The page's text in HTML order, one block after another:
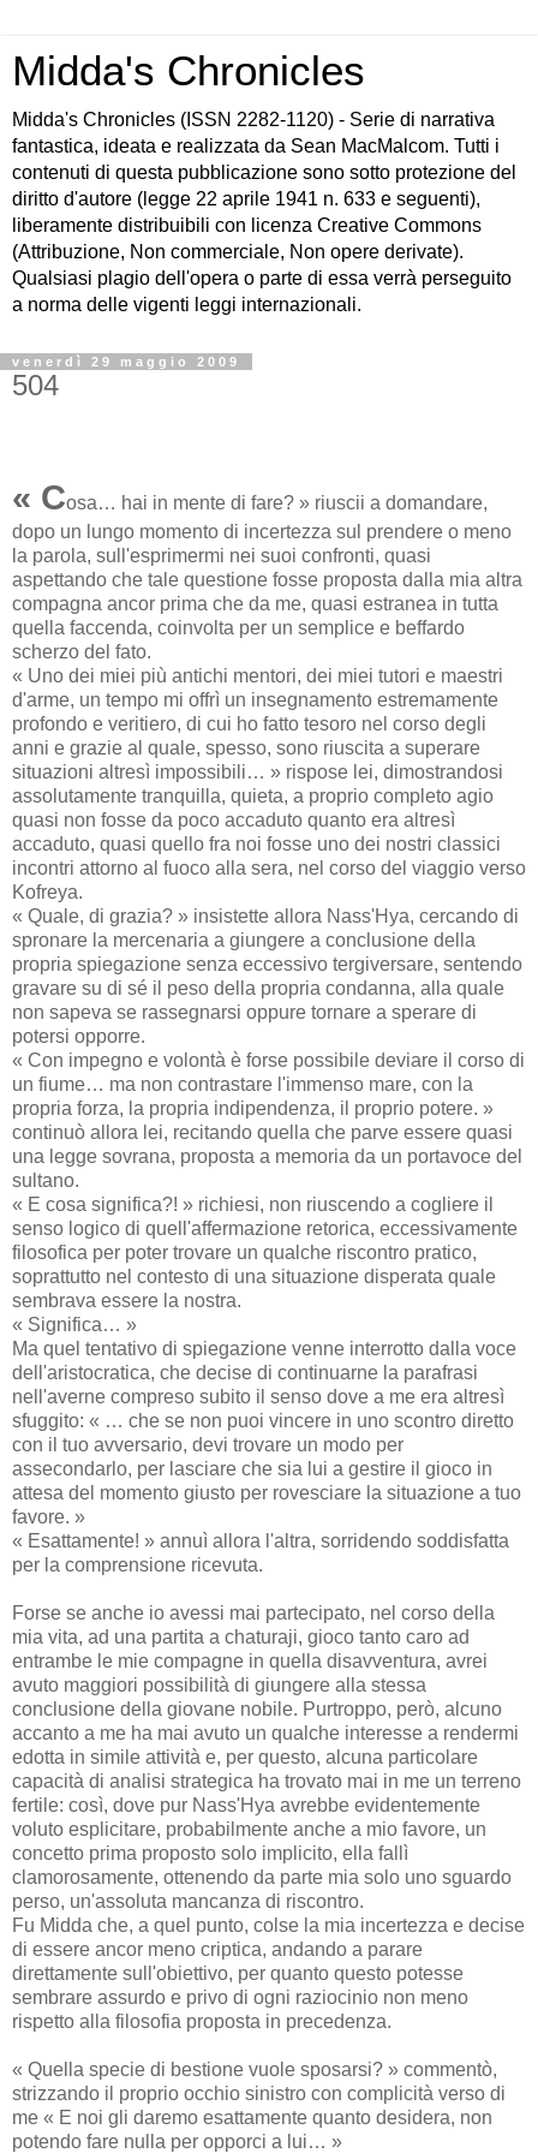
Midda's Chronicles
Midda's Chronicles (ISSN 2282-1120) - Serie di narrativa
fantastica, ideata e realizzata da Sean MacMalcom. Tutti i
contenuti di questa pubblicazione sono sotto protezione del
diritto d'autore (legge 22 aprile 1941 n. 633 e seguenti),
liberamente distribuibili con licenza Creative Commons
(Attribuzione, Non commerciale, Non opere derivate).
Qualsiasi plagio dell'opera o parte di essa verrà perseguito
a norma delle vigenti leggi internazionali.
venerdì 29 maggio 2009
504
« Cosa… hai in mente di fare? » riuscii a domandare,
dopo un lungo momento di incertezza sul prendere o meno
la parola, sull'esprimermi nei suoi confronti, quasi
aspettando che tale questione fosse proposta dalla mia altra
compagna ancor prima che da me, quasi estranea in tutta
quella faccenda, coinvolta per un semplice e beffardo
scherzo del fato.
« Uno dei miei più antichi mentori, dei miei tutori e maestri
d'arme, un tempo mi offrì un insegnamento estremamente
profondo e veritiero, di cui ho fatto tesoro nel corso degli
anni e grazie al quale, spesso, sono riuscita a superare
situazioni altresì impossibili… » rispose lei, dimostrandosi
assolutamente tranquilla, quieta, a proprio completo agio
quasi non fosse da poco accaduto quanto era altresì
accaduto, quasi quello fra noi fosse uno dei nostri classici
incontri attorno al fuoco alla sera, nel corso del viaggio verso
Kofreya.
« Quale, di grazia? » insistette allora Nass'Hya, cercando di
spronare la mercenaria a giungere a conclusione della
propria spiegazione senza eccessivo tergiversare, sentendo
gravare su di sé il peso della propria condanna, alla quale
non sapeva se rassegnarsi oppure tornare a sperare di
potersi opporre.
« Con impegno e volontà è forse possibile deviare il corso di
un fiume… ma non contrastare l'immenso mare, con la
propria forza, la propria indipendenza, il proprio potere. »
continuò allora lei, recitando quella che parve essere quasi
una legge sovrana, proposta a memoria da un portavoce del
sultano.
« E cosa significa?! » richiesi, non riuscendo a cogliere il
senso logico di quell'affermazione retorica, eccessivamente
filosofica per poter trovare un qualche riscontro pratico,
soprattutto nel contesto di una situazione disperata quale
sembrava essere la nostra.
« Significa… »
Ma quel tentativo di spiegazione venne interrotto dalla voce
dell'aristocratica, che decise di continuarne la parafrasi
nell'averne compreso subito il senso dove a me era altresì
sfuggito: « … che se non puoi vincere in uno scontro diretto
con il tuo avversario, devi trovare un modo per
assecondarlo, per lasciare che sia lui a gestire il gioco in
attesa del momento giusto per rovesciare la situazione a tuo
favore. »
« Esattamente! » annuì allora l'altra, sorridendo soddisfatta
per la comprensione ricevuta.
Forse se anche io avessi mai partecipato, nel corso della
mia vita, ad una partita a chaturaji, gioco tanto caro ad
entrambe le mie compagne in quella disavventura, avrei
avuto maggiori possibilità di giungere alla stessa
conclusione della giovane nobile. Purtroppo, però, alcuno
accanto a me ha mai avuto un qualche interesse a rendermi
edotta in simile attività e, per questo, alcuna particolare
capacità di analisi strategica ha trovato mai in me un terreno
fertile: così, dove pur Nass'Hya avrebbe evidentemente
voluto esplicitare, probabilmente anche a mio favore, un
concetto prima proposto solo implicito, ella fallì
clamorosamente, ottenendo da parte mia solo uno sguardo
perso, un'assoluta mancanza di riscontro.
Fu Midda che, a quel punto, colse la mia incertezza e decise
di essere ancor meno criptica, andando a parare
direttamente sull'obiettivo, per quanto questo potesse
sembrare assurdo e privo di ogni raziocinio non meno
rispetto alla filosofia proposta in precedenza.
« Quella specie di bestione vuole sposarsi? » commentò,
strizzando il proprio occhio sinistro con complicità verso di
me « E noi gli daremo esattamente quanto desidera, non
potendo fare nulla per opporci a lui… »